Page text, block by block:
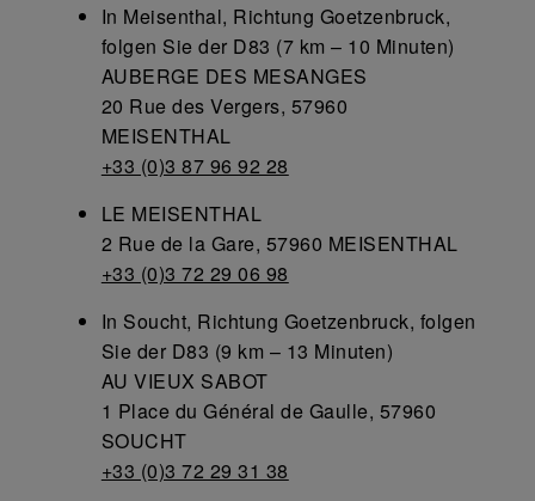
In Meisenthal, Richtung Goetzenbruck,
folgen Sie der D83 (7 km – 10 Minuten)
AUBERGE DES MESANGES
20 Rue des Vergers, 57960
MEISENTHAL
+33 (0)3 87 96 92 28
LE MEISENTHAL
2 Rue de la Gare, 57960 MEISENTHAL
+33 (0)3 72 29 06 98
In Soucht, Richtung Goetzenbruck, folgen
Sie der D83 (9 km – 13 Minuten)
AU VIEUX SABOT
1 Place du Général de Gaulle, 57960
SOUCHT
+33 (0)3 72 29 31 38